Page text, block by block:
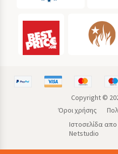
Copyright ©
Όροι χρήσης
Ιστοσελίδα
Netstudio